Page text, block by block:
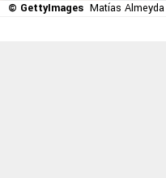
© GettyImages Matías